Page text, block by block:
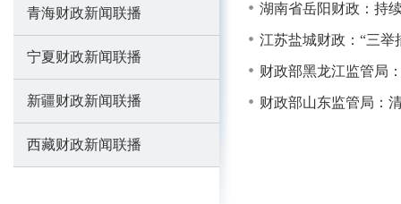
青海财政新闻联播
宁夏财政新闻联播
新疆财政新闻联播
西藏财政新闻联播
湖南省岳阳财政：持
江苏盐城财政：“三举
财政部黑龙江监管局
财政部山东监管局：